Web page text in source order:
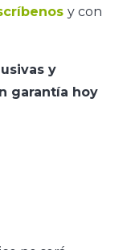
y con
y
garantía hoy